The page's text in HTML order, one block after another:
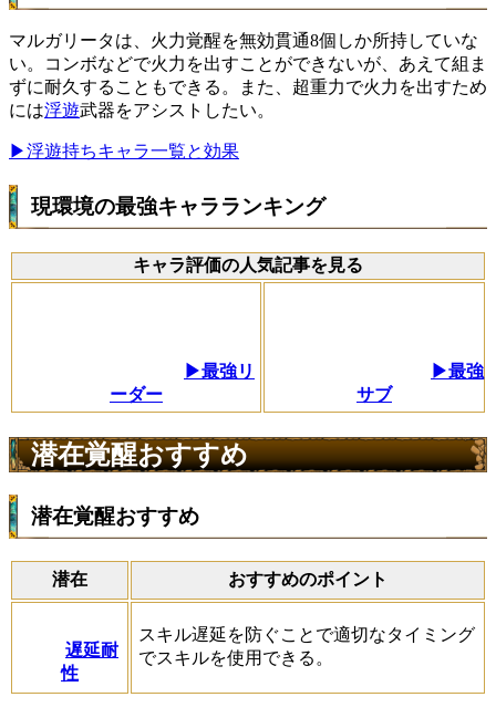
マルガリータは、火力覚醒を無効貫通8個しか所持していな
い。コンボなどで火力を出すことができないが、あえて組ま
ずに耐久することもできる。また、超重力で火力を出すため
には浮遊武器をアシストしたい。
▶浮遊持ちキャラ一覧と効果
現環境の最強キャラランキング
キャラ評価の人気記事を見る
▶最強リ
ーダー
▶最強
サブ
潜在覚醒おすすめ
潜在覚醒おすすめ
潜在 おすすめのポイント
遅延耐
性
スキル遅延を防ぐことで適切なタイミング
でスキルを使用できる。